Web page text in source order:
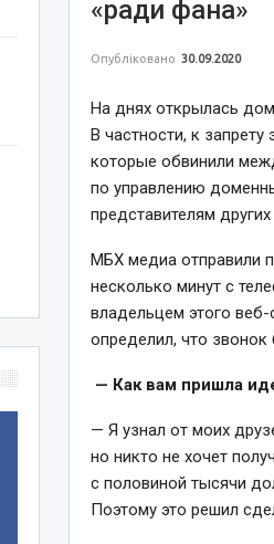
«ради фана»
Опубліковано 30.09.2020
На днях открылась
В частности, к
которые обвинили
по управлению
представителям других
МБХ медиа отправили
несколько минут с
владельцем этого
определил, что
— Как вам пришла
— Я узнал от моих
но никто не хочет
с половиной тысячи
Поэтому это решил